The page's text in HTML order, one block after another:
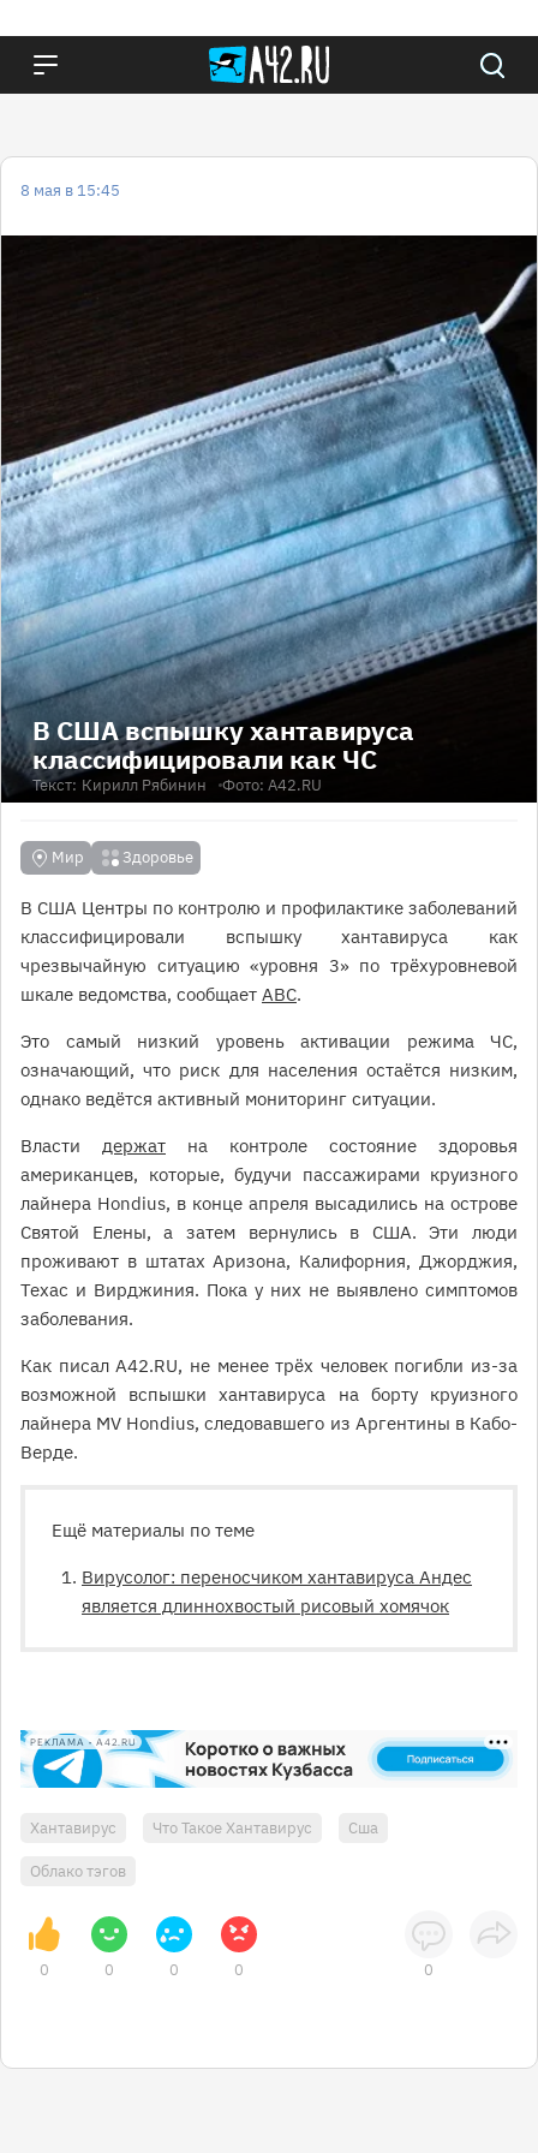
8 мая в 15:45
В США вспышку хантавируса
классифицировали как ЧС
Текст: Кирилл Рябинин Фото: А42.RU
Мир Здоровье
В США Центры по контролю и профилактике заболеваний
классифицировали вспышку хантавируса как
чрезвычайную ситуацию «уровня 3» по трёхуровневой
шкале ведомства, сообщает АВС.
Это самый низкий уровень активации режима ЧС,
означающий, что риск для населения остаётся низким,
однако ведётся активный мониторинг ситуации.
Власти держат на контроле состояние здоровья
американцев, которые, будучи пассажирами круизного
лайнера Hondius, в конце апреля высадились на острове
Святой Елены, а затем вернулись в США. Эти люди
проживают в штатах Аризона, Калифорния, Джорджия,
Техас и Вирджиния. Пока у них не выявлено симптомов
заболевания.
Как писал А42.RU, не менее трёх человек погибли из-за
возможной вспышки хантавируса на борту круизного
лайнера MV Hondius, следовавшего из Аргентины в Кабо-
Верде.
Ещё материалы по теме
Вирусолог: переносчиком хантавируса Андес
является длиннохвостый рисовый хомячок
РЕКЛАМА • A42.RU
Хантавирус Что Такое Хантавирус Сша
Облако тэгов
0 0 0 0 0